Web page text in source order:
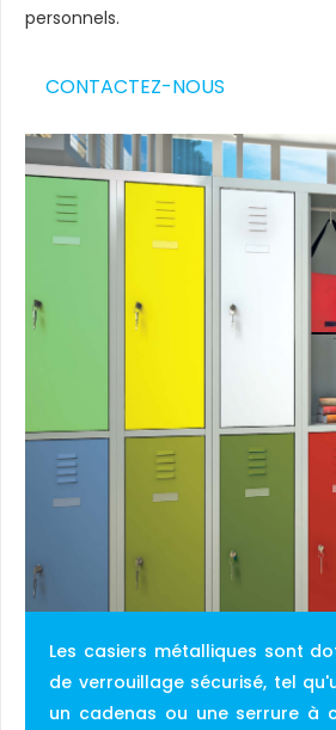
Les casiers métalliques sont
de verrouillage sécurisé, tel
un cadenas ou une serrure à
personnels.
CONTACTEZ-NOUS